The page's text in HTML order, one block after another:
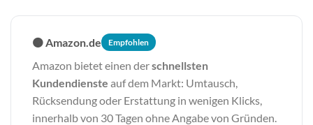
🟠 Amazon.de Empfohlen
Amazon bietet einen derschnellsten
Kundendienste auf dem Markt: Umtausch,
Rücksendung oder Erstattung in wenigen Klicks,
innerhalb von 30 Tagen ohne Angabe von Gründen.